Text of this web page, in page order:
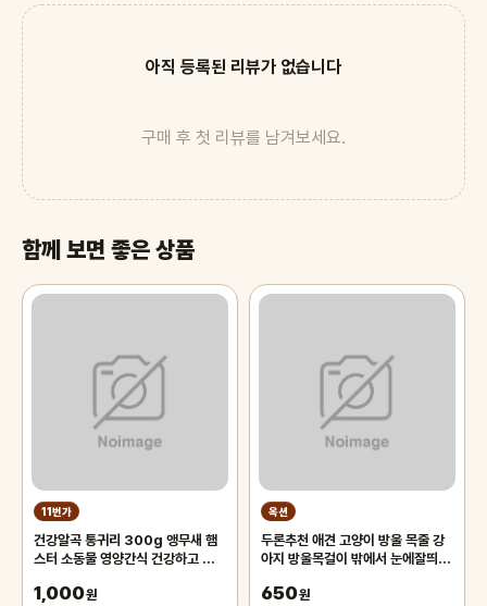
아직 등록된 리뷰가 없습니다
구매 후 첫 리뷰를 남겨보세요.
함께 보면 좋은 상품
11번가
건강알곡 통귀리 300g 앵무새 햄
스터 소동물 영양간식 건강하고 깨끗
1,000원
옥션
두론추천 애견 고양이 방울 목줄 강
아지 방울목걸이 밖에서 눈에잘띄는
650원